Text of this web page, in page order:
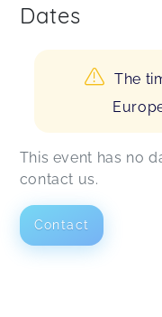
Dates
The
This event has no
contact us.
Contact